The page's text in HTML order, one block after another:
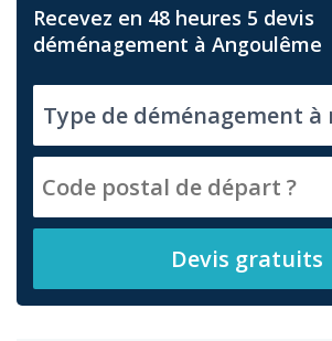
Recevez en 48 heures 5 devis
déménagement à Angoulême